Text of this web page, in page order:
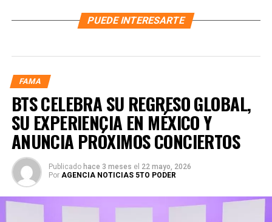
PUEDE INTERESARTE
FAMA
BTS CELEBRA SU REGRESO GLOBAL,
SU EXPERIENCIA EN MÉXICO Y
ANUNCIA PRÓXIMOS CONCIERTOS
Publicado hace 3 meses el 22 mayo, 2026
Por AGENCIA NOTICIAS 5TO PODER